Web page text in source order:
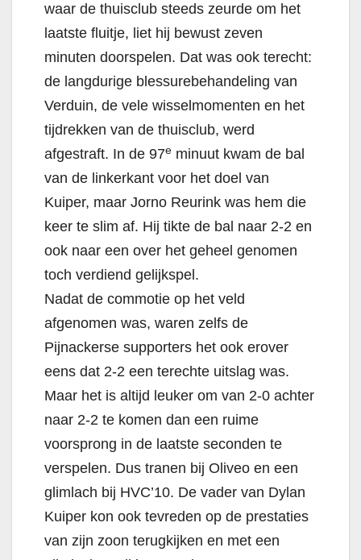
waar de thuisclub steeds zeurde om het
laatste fluitje, liet hij bewust zeven
minuten doorspelen. Dat was ook terecht:
de langdurige blessurebehandeling van
Verduin, de vele wisselmomenten en het
tijdrekken van de thuisclub, werd
afgestraft. In de 97e minuut kwam de bal
van de linkerkant voor het doel van
Kuiper, maar Jorno Reurink was hem die
keer te slim af. Hij tikte de bal naar 2-2 en
ook naar een over het geheel genomen
toch verdiend gelijkspel.
Nadat de commotie op het veld
afgenomen was, waren zelfs de
Pijnackerse supporters het ook erover
eens dat 2-2 een terechte uitslag was.
Maar het is altijd leuker om van 2-0 achter
naar 2-2 te komen dan een ruime
voorsprong in de laatste seconden te
verspelen. Dus tranen bij Oliveo en een
glimlach bij HVC’10. De vader van Dylan
Kuiper kon ook tevreden op de prestaties
van zijn zoon terugkijken en met een